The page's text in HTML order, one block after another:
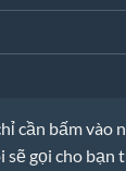
cần bấm vào
sẽ gọi cho bạn